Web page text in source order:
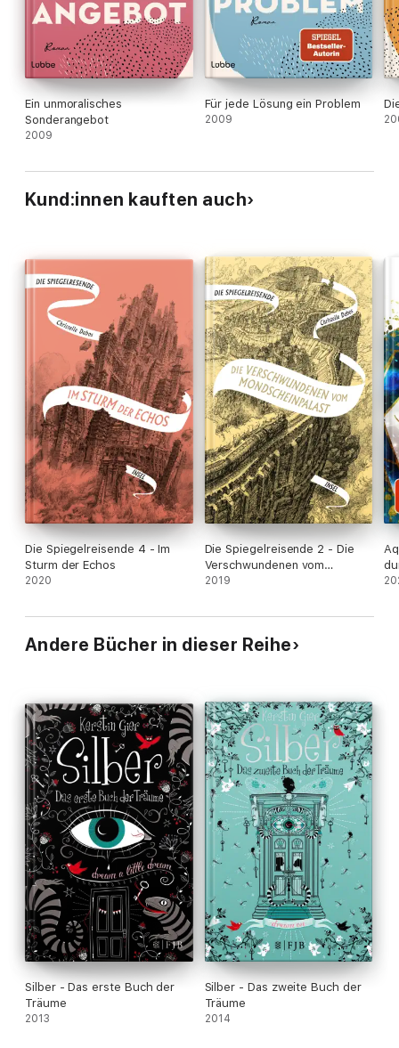
Ein unmoralisches
Sonderangebot
2009
Für jede Lösung ein Problem
2009
Kund:innen kauften auch
Die Spiegelreisende 4 - Im
Sturm der Echos
2020
Die Spiegelreisende 2 - Die
Verschwundenen vom
Mondscheinpalast
2019
Andere Bücher in dieser Reihe
Silber - Das erste Buch der
Träume
2013
Silber - Das zweite Buch der
Träume
2014